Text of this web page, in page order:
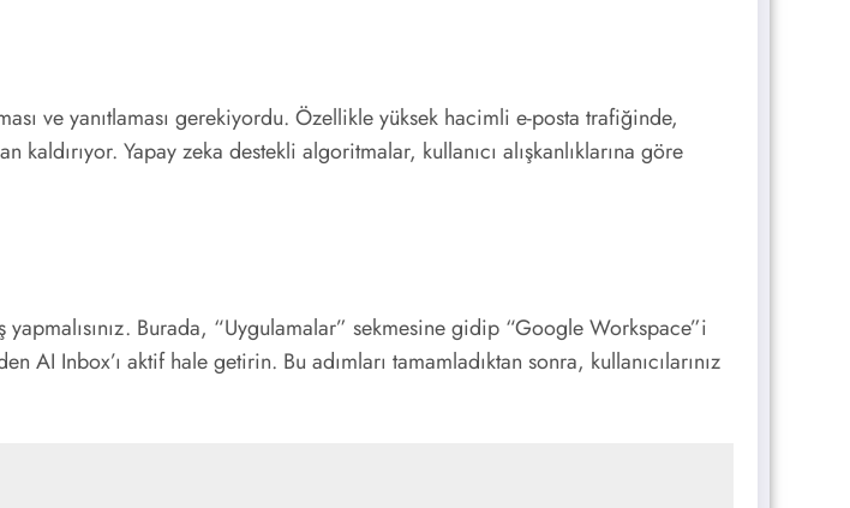
ve yanıtlaması gerekiyordu. Özellikle yüksek hacimli e-posta trafiğinde,
Yapay zeka destekli algoritmalar, kullanıcı alışkanlıklarına göre
Burada, “Uygulamalar” sekmesine gidip “Google Workspace”i
Inbox’ı aktif hale getirin. Bu adımları tamamladıktan sonra, kullanıcılarınız